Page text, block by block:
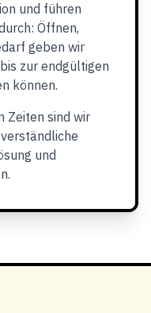
und führen
Öffnen,
geben wir
zur endgültigen
können.
Zeiten sind wir
und